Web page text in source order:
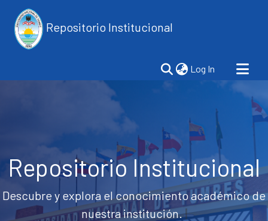
Repositorio Institucional
Log In (current)
Repositorio Institucional
Descubre y explora el conocimiento académico de
nuestra institución.|